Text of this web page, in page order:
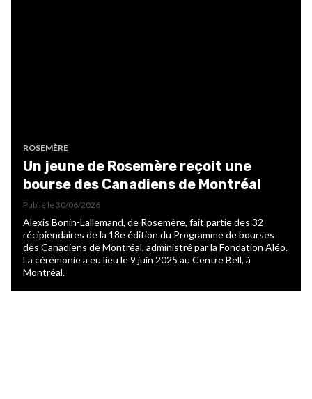
ROSEMÈRE
Un jeune de Rosemère reçoit une
bourse des Canadiens de Montréal
Publié le30/06/2026
Alexis Bonin-Lallemand, de Rosemère, fait partie des 32
récipiendaires de la 18e édition du Programme de bourses
des Canadiens de Montréal, administré par la Fondation Aléo.
La cérémonie a eu lieu le 9 juin 2025 au Centre Bell, à
Montréal.